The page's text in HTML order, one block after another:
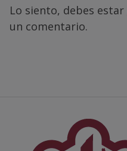
Lo siento, debes estar
un comentario.